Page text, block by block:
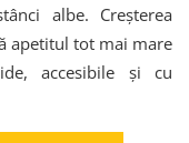
albe. Creșterea
apetitul tot mai mare
accesibile și cu